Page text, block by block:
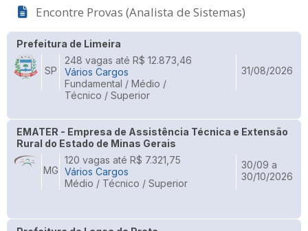
Encontre Provas (Analista de Sistemas)
Prefeitura de Limeira
SP
248 vagas até R$ 12.873,46
Vários Cargos
Fundamental / Médio /
Técnico / Superior
31/08/2026
EMATER - Empresa de Assistência Técnica e Extensão
Rural do Estado de Minas Gerais
MG
120 vagas até R$ 7.321,75
Vários Cargos
Médio / Técnico / Superior
30/09 a
30/10/2026